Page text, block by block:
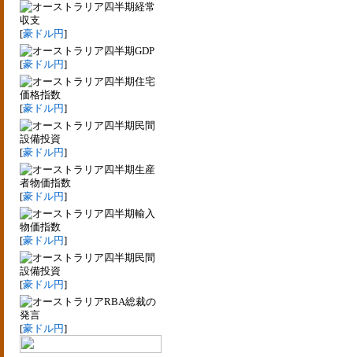
四半期経常
収支
[豪ドル円]
四半期GDP
[豪ドル円]
四半期住宅
価格指数
[豪ドル円]
四半期民間
設備投資
[豪ドル円]
四半期生産
者物価指数
[豪ドル円]
四半期輸入
物価指数
[豪ドル円]
四半期民間
設備投資
[豪ドル円]
RBA総裁の
発言
[豪ドル円]